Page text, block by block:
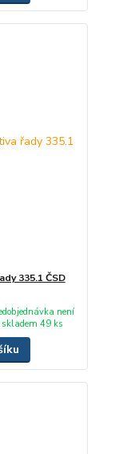
335.1 ČSD
není
skladem 49 ks